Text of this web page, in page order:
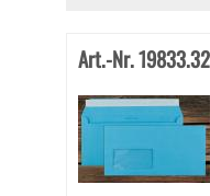
Art.-Nr. 19833.32